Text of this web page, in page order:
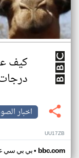
كيف
اخبار
UU17ZB
بي بي سي• bbc.com